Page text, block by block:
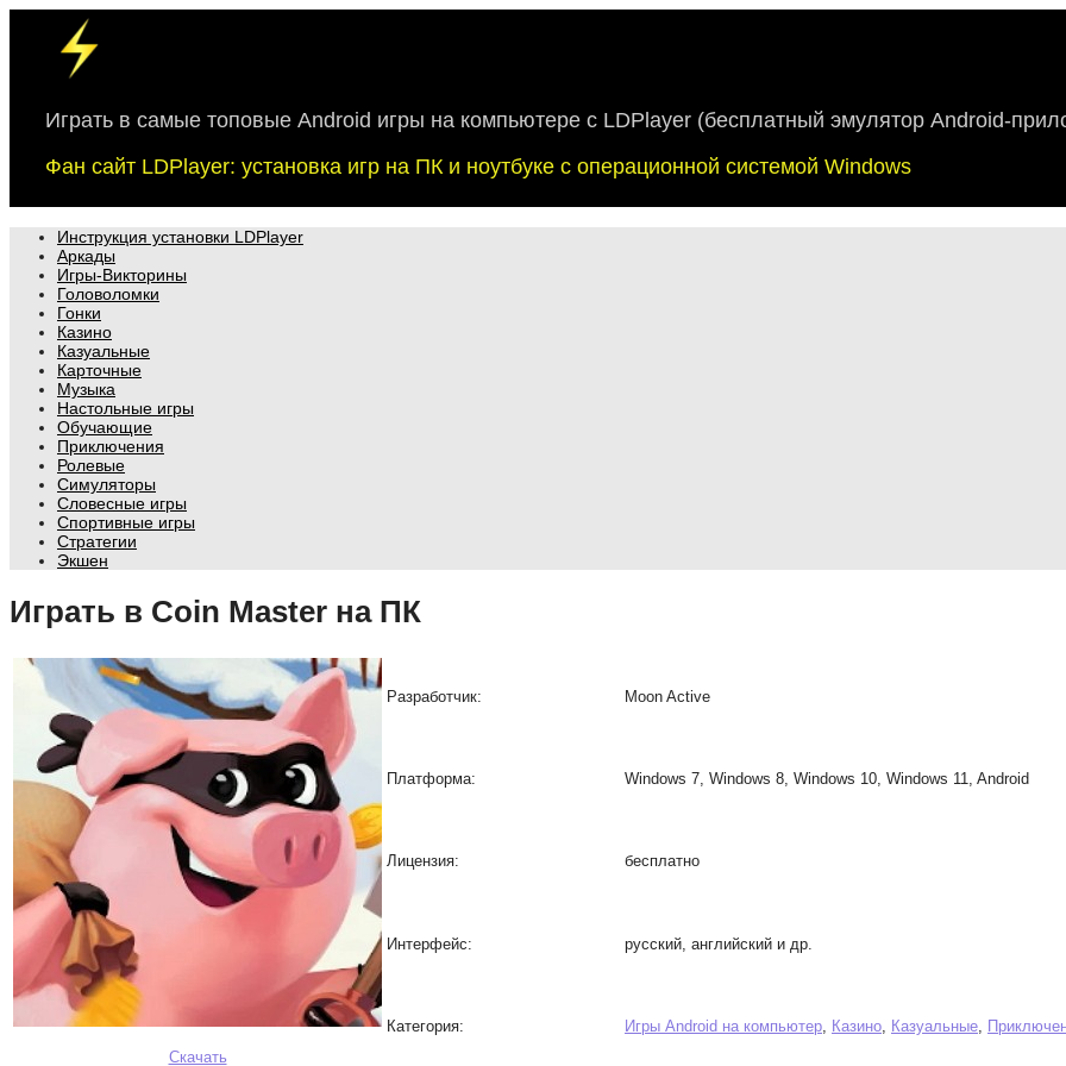
content
Играть в самые топовые Android игры на компьютере с LDPlayer (бесплатный эмулятор Android-
Фан сайт LDPlayer: установка игр на ПК и ноутбуке с операционной системой Windows
Инструкция установки LDPlayer
Аркады
Игры-Викторины
Головоломки
Гонки
Казино
Казуальные
Карточные
Музыка
Настольные игры
Обучающие
Приключения
Ролевые
Симуляторы
Словесные игры
Спортивные игры
Стратегии
Экшен
Играть в Coin Master на ПК
Скачать
Разработчик: Moon Active
Платформа: Windows 7, Windows 8, Windows 10, Windows 11, Android
Лицензия: бесплатно
Интерфейс: русский, английский и др.
Категория: Игры Android на компьютер, Казино, Казуальные,